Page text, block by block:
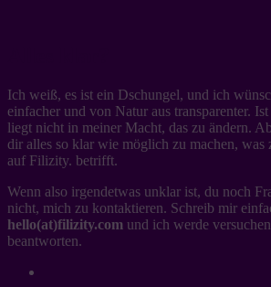
Ich weiß, es ist ein Dschungel, und ich
einfacher und von Natur aus transparenter.
liegt nicht in meiner Macht, das zu ändern.
dir alles so klar wie möglich zu machen, was
auf Filizity. betrifft.
Wenn also irgendetwas unklar ist, du noch
nicht, mich zu kontaktieren. Schreib mir
hello(at)filizity.com und ich werde
beantworten.